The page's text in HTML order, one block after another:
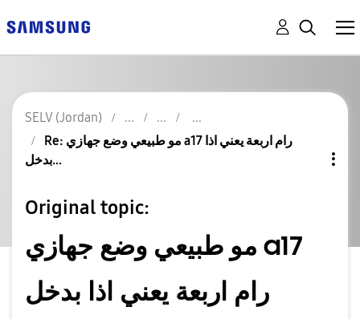
SELV (Jordan)
Re: مو طبيعي وضع جهازي a17 رام اربعة يعني اذا
بدخل...
Original topic:
مو طبيعي وضع جهازي a17
رام اربعة يعني اذا بدخل